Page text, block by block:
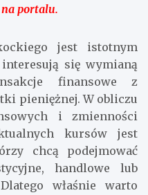
na portalu.
jest istotnym
się wymianą
finansowe z
pieniężnej. W obliczu
i zmienności
kursów jest
chcą podejmować
handlowe lub
właśnie warto